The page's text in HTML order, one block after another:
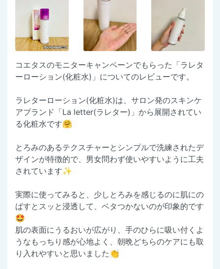
コエタスのモニターキャンペーンでもらった「ラレタ
ーローション(化粧水)」についてのレビューです。
ラレターローション(化粧水)は、サロン発のスキンケ
アブランド「La letter(ラレター)」から展開されてい
る化粧水です🤗
とろみのあるテクスチャーとシンプルで洗練されたデ
ザインが特徴的で、男女問わず使いやすいように工夫
されています✨
実際に使ってみると、少しとろみを感じるのに肌にの
ばすとスッと浸透して、ベタつかないのが印象的です
🤩
肌の表面にうるおいが広がり、手のひらに吸い付くよ
うなもっちり感が心地よく、朝晩どちらのケアにも取
り入れやすいと思いました👏